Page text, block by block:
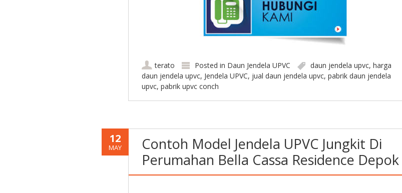
terato Posted in Daun Jendela UPVC daun jendela upvc, harga
daun jendela upvc, Jendela UPVC, jual daun jendela upvc, pabrik daun jendela
upvc, pabrik upvc conch
12
MAY
Contoh Model Jendela UPVC Jungkit Di
Perumahan Bella Cassa Residence Depok